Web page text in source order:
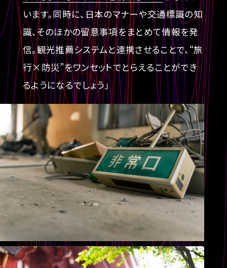
います。同時に、日本のマナーや交通標識の知
識、そのほかの留意事項をまとめて情報を発
信。観光推薦システムと連携させることで、“旅
行×防災”をワンセットでとらえることができ
るようになるでしょう」